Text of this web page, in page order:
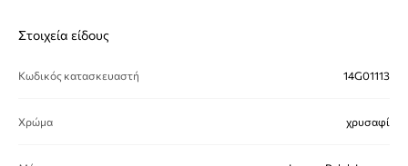
Στοιχεία είδους
Κωδικός κατασκευαστή 14G01113
Χρώμα χρυσαφί